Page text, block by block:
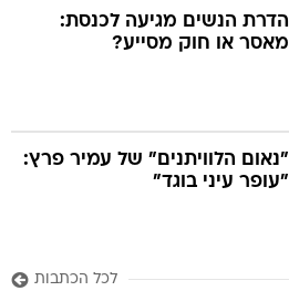
הדרת הנשים מגיעה לכנסת:
מאסר או חוק מסייע?
"נאום הלוויתנים" של עמיר פרץ:
"עופר עיני בוגד"
לכל הכתבות